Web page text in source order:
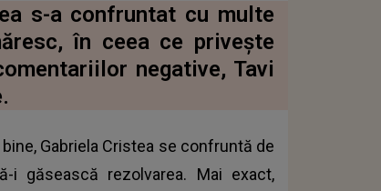
s-a confruntat cu multe
în ceea ce priveşte
negative, Tavi
Gabriela Cristea se confruntă de
găsească rezolvarea. Mai exact,